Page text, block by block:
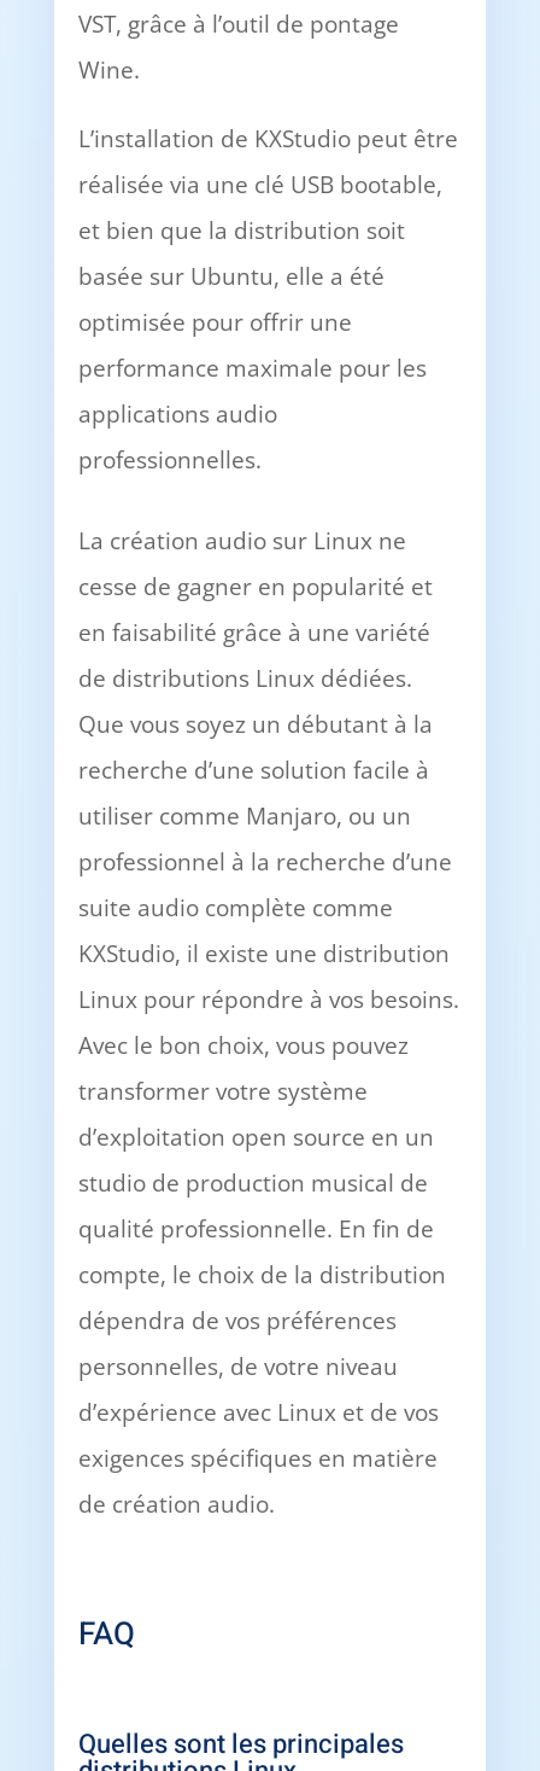
VST, grâce à l’outil de pontage
Wine.
L’installation de KXStudio peut être
réalisée via une clé USB bootable,
et bien que la distribution soit
basée sur Ubuntu, elle a été
optimisée pour offrir une
performance maximale pour les
applications audio
professionnelles.
La création audio sur Linux ne
cesse de gagner en popularité et
en faisabilité grâce à une variété
de distributions Linux dédiées.
Que vous soyez un débutant à la
recherche d’une solution facile à
utiliser comme Manjaro, ou un
professionnel à la recherche d’une
suite audio complète comme
KXStudio, il existe une distribution
Linux pour répondre à vos besoins.
Avec le bon choix, vous pouvez
transformer votre système
d’exploitation open source en un
studio de production musical de
qualité professionnelle. En fin de
compte, le choix de la distribution
dépendra de vos préférences
personnelles, de votre niveau
d’expérience avec Linux et de vos
exigences spécifiques en matière
de création audio.
FAQ
Quelles sont les principales